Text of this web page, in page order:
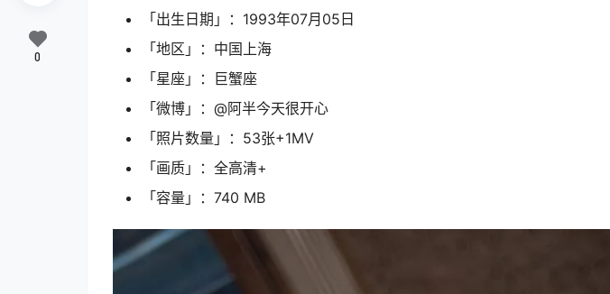
「出生日期」：1993年07月05日
「地区」：中国上海
「星座」：巨蟹座
「微博」：@阿半今天很开心
「照片数量」：53张+1MV
「画质」：全高清+
「容量」：740 MB
0